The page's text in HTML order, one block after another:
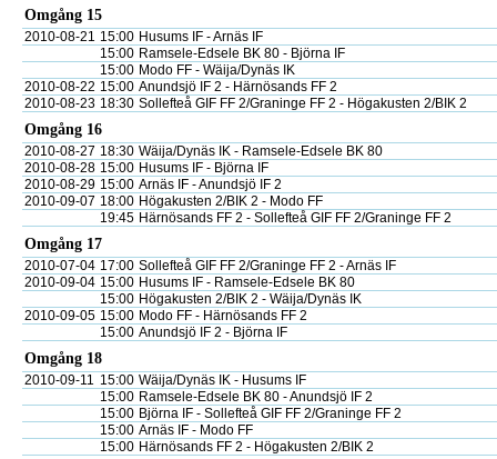
Omgång 15
2010-08-21 15:00 Husums IF - Arnäs IF
15:00 Ramsele-Edsele BK 80 - Björna IF
15:00 Modo FF - Wäija/Dynäs IK
2010-08-22 15:00 Anundsjö IF 2 - Härnösands FF 2
2010-08-23 18:30 Sollefteå GIF FF 2/Graninge FF 2 - Högakusten 2/BIK 2
Omgång 16
2010-08-27 18:30 Wäija/Dynäs IK - Ramsele-Edsele BK 80
2010-08-28 15:00 Husums IF - Björna IF
2010-08-29 15:00 Arnäs IF - Anundsjö IF 2
2010-09-07 18:00 Högakusten 2/BIK 2 - Modo FF
19:45 Härnösands FF 2 - Sollefteå GIF FF 2/Graninge FF 2
Omgång 17
2010-07-04 17:00 Sollefteå GIF FF 2/Graninge FF 2 - Arnäs IF
2010-09-04 15:00 Husums IF - Ramsele-Edsele BK 80
15:00 Högakusten 2/BIK 2 - Wäija/Dynäs IK
2010-09-05 15:00 Modo FF - Härnösands FF 2
15:00 Anundsjö IF 2 - Björna IF
Omgång 18
2010-09-11 15:00 Wäija/Dynäs IK - Husums IF
15:00 Ramsele-Edsele BK 80 - Anundsjö IF 2
15:00 Björna IF - Sollefteå GIF FF 2/Graninge FF 2
15:00 Arnäs IF - Modo FF
15:00 Härnösands FF 2 - Högakusten 2/BIK 2